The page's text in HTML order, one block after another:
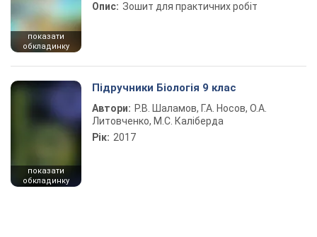
показати
обкладинку
Опис: Зошит для практичних робіт
показати
обкладинку
Підручники Біологія 9 клас
Автори: Р.В. Шаламов, Г.А. Носов, О.А.
Литовченко, М.С. Каліберда
Рік: 2017